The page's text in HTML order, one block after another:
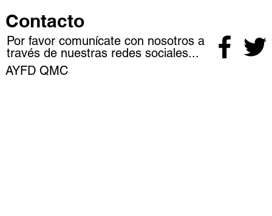
Contacto
Por favor comunícate con nosotros a
través de nuestras redes sociales...
AYFD QMC